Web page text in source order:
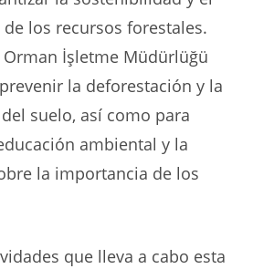
los recursos forestales.
Orman İşletme Müdürlüğü
la deforestación y la
suelo, así como para
ambiental y la
la importancia de los
que lleva a cabo esta